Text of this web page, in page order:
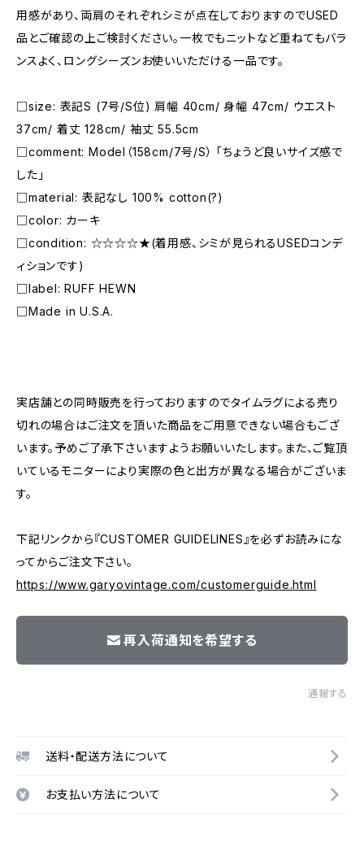
用感があり、両肩のそれぞれシミが点在しておりますのでUSED
品とご確認の上ご検討ください。一枚でもニットなど重ねてもバラ
ンスよく、ロングシーズンお使いいただける一品です。
□size: 表記S (7号/S位) 肩幅 40cm/ 身幅 47cm/ ウエスト
37cm/ 着丈 128cm/ 袖丈 55.5cm
□comment: Model（158cm/7号/S） 「ちょうど良いサイズ感で
した」
□material: 表記なし 100% cotton(?)
□color: カーキ
□condition: ☆☆☆☆★(着用感、シミが見られるUSEDコンデ
ィションです)
□label: RUFF HEWN
□Made in U.S.A.
実店舗との同時販売を行っておりますのでタイムラグによる売り
切れの場合はご注文を頂いた商品をご用意できない場合もござ
います。予めご了承下さいますようお願いいたします。また、ご覧頂
いているモニターにより実際の色と出方が異なる場合がございま
す。
下記リンクから『CUSTOMER GUIDELINES』を必ずお読みにな
ってからご注文下さい。
https://www.garyovintage.com/customerguide.html
再入荷通知を希望する
通報する
送料・配送方法について
お支払い方法について